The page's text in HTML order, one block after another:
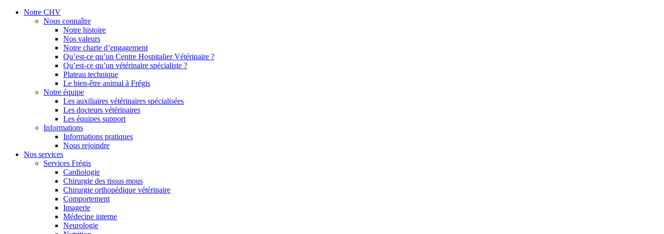
Notre CHV
Nous connaître
Notre histoire
Nos valeurs
Notre charte d’engagement
Qu’est-ce qu’un Centre Hospitalier Vétérinaire ?
Qu’est-ce qu’un vétérinaire spécialiste ?
Plateau technique
Le bien-être animal à Frégis
Notre équipe
Les auxiliaires vétérinaires spécialisées
Les docteurs vétérinaires
Les équipes support
Informations
Informations pratiques
Nous rejoindre
Nos services
Services Frégis
Cardiologie
Chirurgie des tissus mous
Chirurgie orthopédique vétérinaire
Comportement
Imagerie
Médecine interne
Neurologie